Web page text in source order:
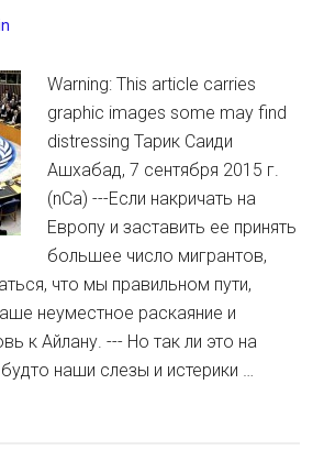
Warning: This article carries
graphic images some may find
distressing Тарик Саиди
Ашхабад, 7 сентября 2015 г.
(nCa) ---Если накричать на
Европу и заставить ее принять
большее число мигрантов,
что мы правильном пути,
неуместное раскаяние и
к Айлану. --- Но так ли это на
наши слезы и истерики …